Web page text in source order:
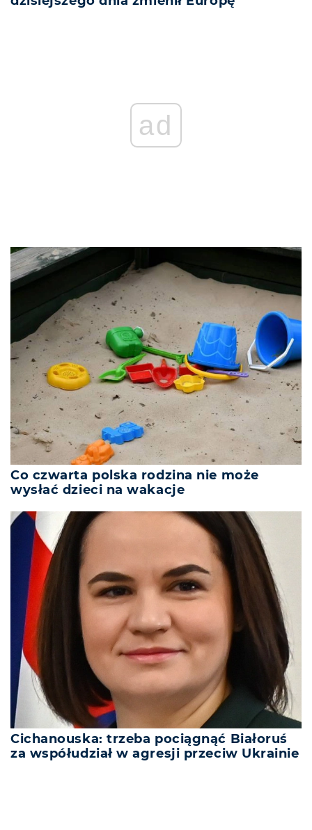
ad
Co czwarta polska rodzina nie może
wysłać dzieci na wakacje
Cichanouska: trzeba pociągnąć Białoruś
za współudział w agresji przeciw Ukrainie